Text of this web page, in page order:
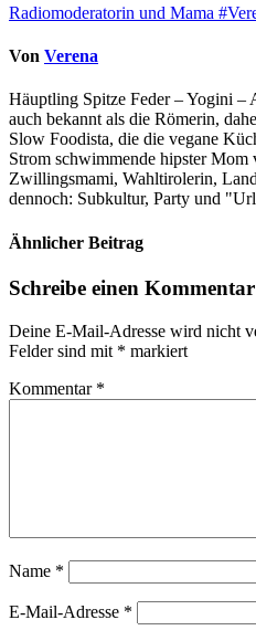
Beitragsnavigation
Radiomoderatorin und Mama
Von Verena
Häuptling Spitze Feder – Yogini –
auch bekannt als die Römerin,
Slow Foodista, die die vegane
Strom schwimmende hipster
Zwillingsmami, Wahltirolerin,
dennoch: Subkultur, Party und
Ähnlicher Beitrag
Schreibe einen Kommentar
Deine E-Mail-Adresse wird nicht
Felder sind mit * markiert
Kommentar *
Name *
E-Mail-Adresse *